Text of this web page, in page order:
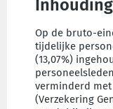
Op de bruto-
tijdelijke
(13,07%)
verminderd met
(Verzekering